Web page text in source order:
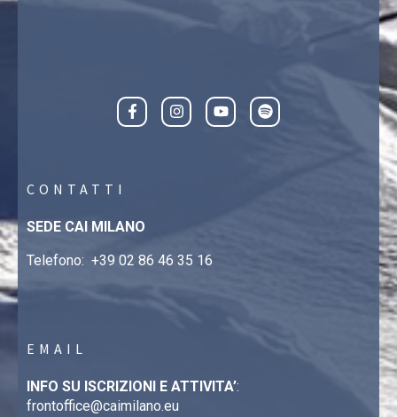
CONTATTI
SEDE CAI MILANO
Telefono: +39 02 86 46 35 16
EMAIL
INFO SU ISCRIZIONI E ATTIVITA’:
frontoffice@caimilano.eu